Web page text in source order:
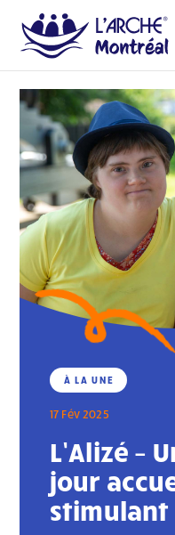
À LA UNE
17 Fév 2025
L’Alizé –
jour
stimulant